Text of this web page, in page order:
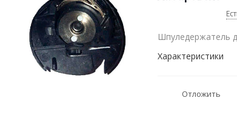
Шпуледержатель
Характеристики
Отложить